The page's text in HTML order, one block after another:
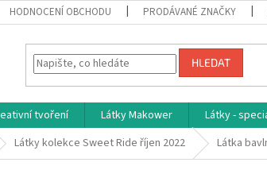
HODNOCENÍ OBCHODU PRODÁVANÉ ZNAČKY
HLEDAT
tvoření Látky Makower Látky -
Látky kolekce Sweet Ride říjen 2022 Látka